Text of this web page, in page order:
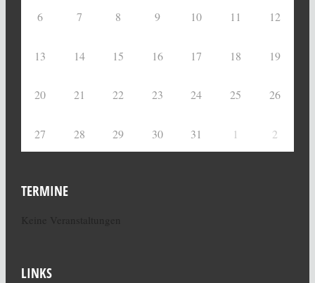
6 7 8 9 10 11 12
13 14 15 16 17 18 19
20 21 22 23 24 25 26
27 28 29 30 31 1 2
TERMINE
LINKS